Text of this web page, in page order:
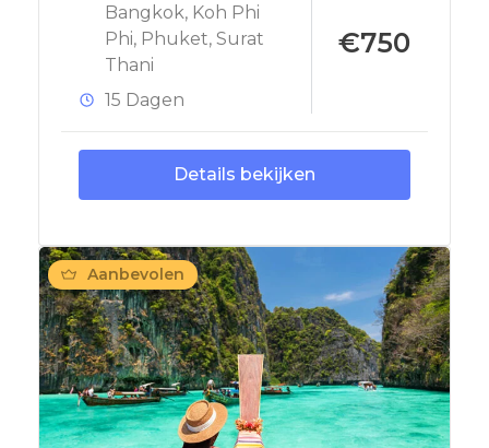
Bangkok, Koh Phi
Phi, Phuket, Surat
Thani
15 Dagen
€750
Details bekijken
Aanbevolen